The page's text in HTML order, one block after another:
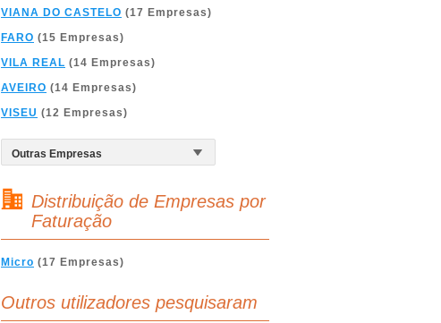
VIANA DO CASTELO (17 Empresas)
FARO (15 Empresas)
VILA REAL (14 Empresas)
AVEIRO (14 Empresas)
VISEU (12 Empresas)
Distribuição de Empresas por
Faturação
Micro (17 Empresas)
Outros utilizadores pesquisaram